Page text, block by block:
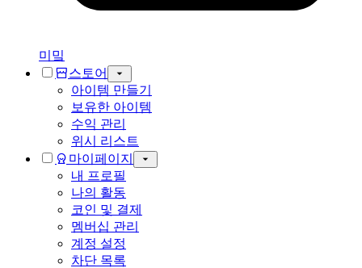
미밐
스토어
아이템 만들기
보유한 아이템
수익 관리
위시 리스트
마이페이지
내 프로필
나의 활동
코인 및 결제
멤버십 관리
계정 설정
차단 목록